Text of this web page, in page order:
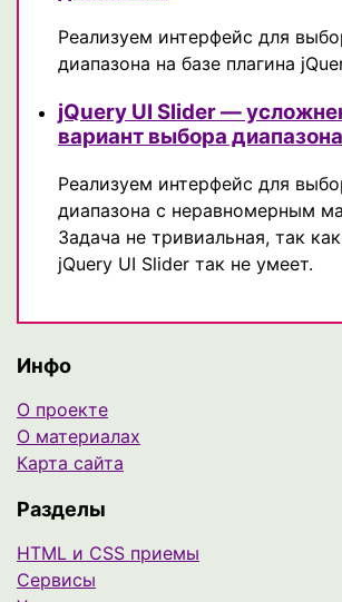
Реализуем интерфейс для
диапазона на базе плагина
jQuery UI Slider —
вариант выбора диапазона
Реализуем интерфейс для
диапазона с неравномерным
Задача не тривиальная, так
jQuery UI Slider так не умеет.
Инфо
О проекте
О материалах
Карта сайта
Разделы
HTML и CSS приемы
Сервисы